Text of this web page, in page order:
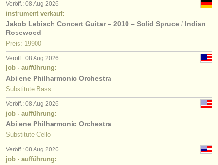
Veröff.: 08 Aug 2026
instrument verkauf:
Jakob Lebisch Concert Guitar – 2010 – Solid Spruce / Indian
Rosewood
Preis: 19900
Veröff.: 08 Aug 2026
job - aufführung:
Abilene Philharmonic Orchestra
Substitute Bass
Veröff.: 08 Aug 2026
job - aufführung:
Abilene Philharmonic Orchestra
Substitute Cello
Veröff.: 08 Aug 2026
job - aufführung: